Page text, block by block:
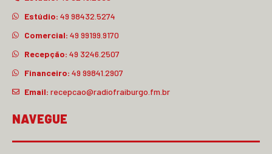
Estúdio: 49 98432.5274
Comercial: 49 99199.9170
Recepção: 49 3246.2507
Financeiro: 49 99841.2907
Email: recepcao@radiofraiburgo.fm.br
NAVEGUE